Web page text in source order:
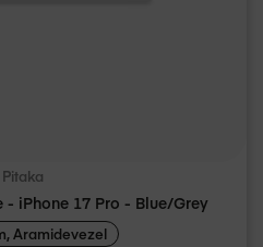
Pitaka
iPhone 17 Pro - Blue/Grey
Aramidevezel